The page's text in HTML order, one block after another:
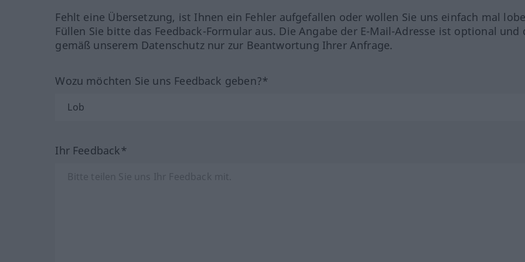
Fehlt eine Übersetzung, ist Ihnen ein Fehler aufgefallen oder wollen Sie uns einfach mal
Füllen Sie bitte das Feedback-Formular aus. Die Angabe der E-Mail-Adresse ist optional und
gemäß unserem Datenschutz nur zur Beantwortung Ihrer Anfrage.
Wozu möchten Sie uns Feedback geben?*
Ihr Feedback*